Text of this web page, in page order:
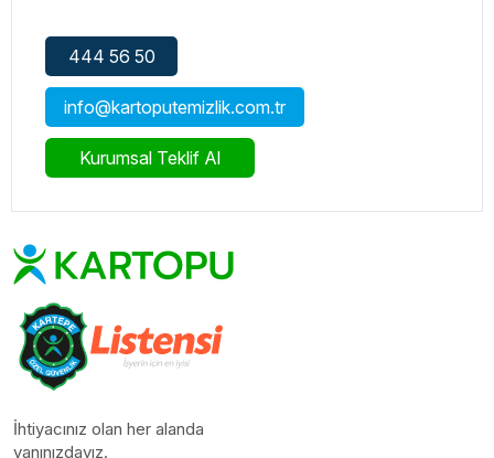
444 56 50
info@kartoputemizlik.com.tr
Kurumsal Teklif Al
İhtiyacınız olan her alanda
yanınızdayız.